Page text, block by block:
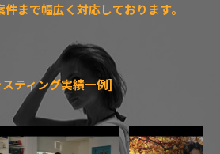
まで幅広く対応しております。
ティング実績一例]